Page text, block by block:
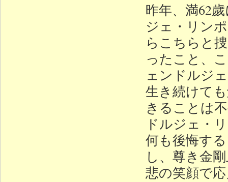
昨年、満62
ジェ・リン
らこちらと
ったこと、
ェンドルジ
生き続けて
きることは
ドルジェ・
何も後悔す
し、尊き金
悲の笑顔で